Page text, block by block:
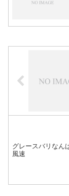
グレースバリなん
風速